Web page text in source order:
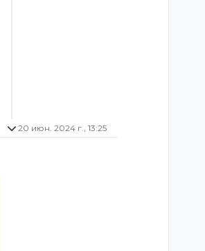
20 июн. 2024 г., 13:25